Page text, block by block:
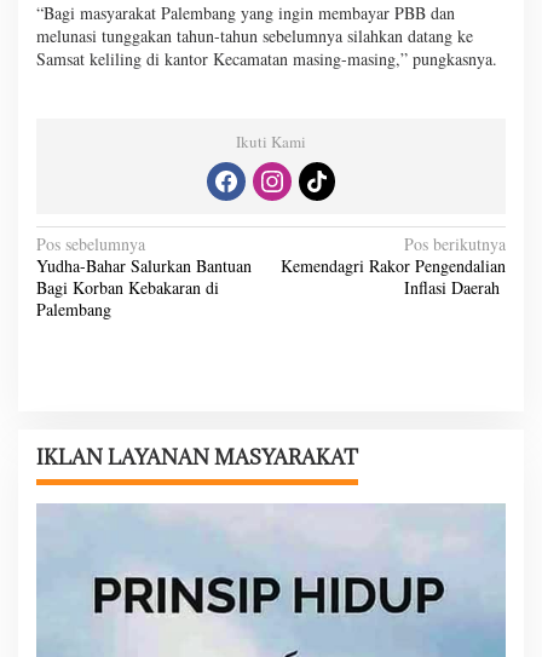
“Bagi masyarakat Palembang yang ingin membayar PBB dan
melunasi tunggakan tahun-tahun sebelumnya silahkan datang ke
Samsat keliling di kantor Kecamatan masing-masing,” pungkasnya.
Ikuti Kami
N
a
v
s
i
Pos sebelumnya
Yudha-Bahar Salurkan Bantuan
Bagi Korban Kebakaran di
Palembang
Pos berikutnya
Kemendagri Rakor Pengendalian
Inflasi Daerah
IKLAN LAYANAN MASYARAKAT